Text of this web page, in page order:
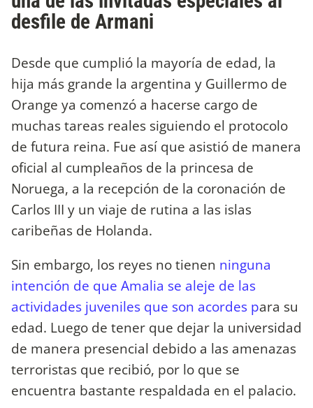
desfile de Armani
Desde que cumplió la mayoría de edad, la
hija más grande la argentina y Guillermo de
Orange ya comenzó a hacerse cargo de
muchas tareas reales siguiendo el protocolo
de futura reina. Fue así que asistió de manera
oficial al cumpleaños de la princesa de
Noruega, a la recepción de la coronación de
Carlos III y un viaje de rutina a las islas
caribeñas de Holanda.
Sin embargo, los reyes no tienen ninguna
intención de que Amalia se aleje de las
actividades juveniles que son acordes para su
edad. Luego de tener que dejar la universidad
de manera presencial debido a las amenazas
terroristas que recibió, por lo que se
encuentra bastante respaldada en el palacio.